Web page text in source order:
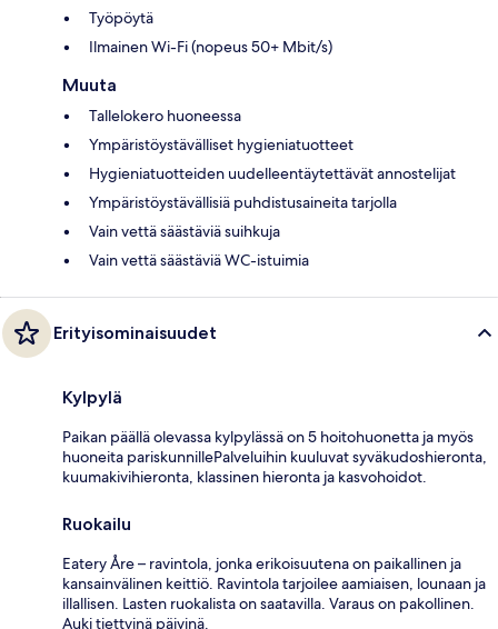
Työpöytä
Ilmainen Wi-Fi (nopeus 50+ Mbit/s)
Muuta
Tallelokero huoneessa
Ympäristöystävälliset hygieniatuotteet
Hygieniatuotteiden uudelleentäytettävät annostelijat
Ympäristöystävällisiä puhdistusaineita tarjolla
Vain vettä säästäviä suihkuja
Vain vettä säästäviä WC-istuimia
Erityisominaisuudet
Kylpylä
Paikan päällä olevassa kylpylässä on 5 hoitohuonetta ja myös
huoneita pariskunnillePalveluihin kuuluvat syväkudoshieronta,
kuumakivihieronta, klassinen hieronta ja kasvohoidot.
Ruokailu
Eatery Åre – ravintola, jonka erikoisuutena on paikallinen ja
kansainvälinen keittiö. Ravintola tarjoilee aamiaisen, lounaan ja
illallisen. Lasten ruokalista on saatavilla. Varaus on pakollinen.
Auki tiettyinä päivinä.